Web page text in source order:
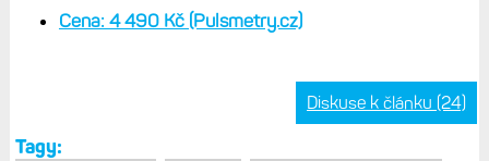
Cena: 4 490 Kč (Pulsmetry.cz)
Diskuse k článku (24)
Tagy: